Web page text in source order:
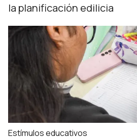
la planificación edilicia
Estímulos educativos